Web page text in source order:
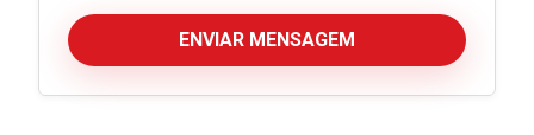
ENVIAR MENSAGEM